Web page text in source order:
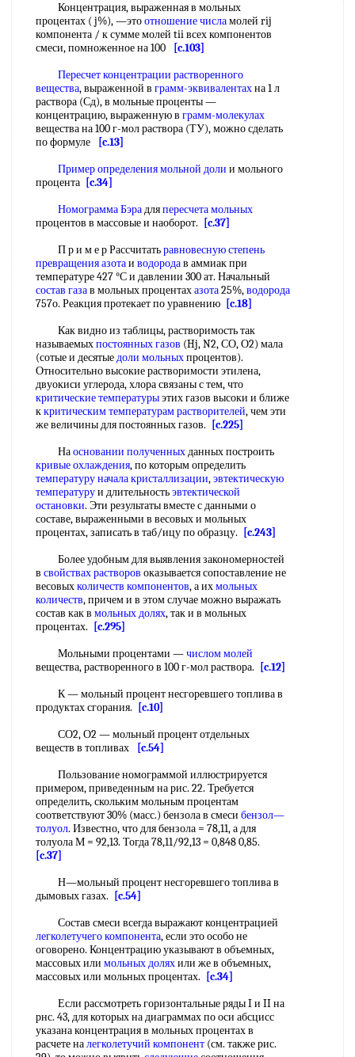
Концентрация, выраженная в мольных
процентах ( j%), —этоотношение числамолей rij
компонента / к сумме молей tii всех компонентов
смеси, помноженное на 100
[c.103]
Пересчет концентрации растворенного
вещества, выраженной в грамм-эквивалентахна 1 л
раствора (Сд), в мольные проценты —
концентрацию, выраженную в грамм-молекулах
вещества на 100 г-мол раствора (ТУ), можно сделать
по формуле
[c.13]
Пример определениямольной доли и мольного
процента [c.34]
Номограмма Бэрадляпересчета мольных
процентов в массовые и наоборот.
[c.37]
П р и м е р Рассчитатьравновесную степень
превращенияазотаи водородав аммиак при
температуре 427 °С и давлении 300 ат. Начальный
состав газав мольных процентахазота25%,водорода
757о. Реакция протекает по уравнению [c.18]
Как видно из таблицы, растворимость так
называемыхпостоянных газов (Hj, N2, СО, О2) мала
(сотые и десятыедоли мольныхпроцентов).
Относительно высокие растворимости этилена,
двуокиси углерода, хлора связаны с тем, что
критические температурыэтих газов высоки и ближе
ккритическим температурамрастворителей, чем эти
же величины для постоянных газов.
[c.225]
Наосновании полученныхданных построить
кривые охлаждения, по которым определить
температуру начала кристаллизации,эвтектическую
температуруи длительностьэвтектической
остановки. Эти результаты вместе с данными о
составе, выраженными в весовых и мольных
процентах, записать в таб/ицу по образцу.
[c.243]
Более удобным для выявления закономерностей
в свойствах растворов оказывается сопоставление не
весовыхколичеств компонентов, а ихмольных
количеств, причем и в этом случае можно выражать
состав как в мольных долях, так и в мольных
процентах.
[c.295]
Мольными процентами —числом молей
вещества, растворенного в 100 г-мол раствора.
[c.12]
К — мольный процент несгоревшего топлива в
продуктах сгорания.
[c.10]
СО2, О2 — мольный процент отдельных
веществ в топливах
[c.54]
Пользование номограммой иллюстрируется
примером, приведенным на рис. 22. Требуется
определить, скольким мольным процентам
соответствуют 30% (масс.) бензола в смеси бензол—
толуол. Известно, что для бензола = 78,11, а для
толуола М = 92,13. Тогда 78,11/92,13 = 0,848 0,85.
[c.37]
Н—мольный процент несгоревшего топлива в
дымовых газах.
[c.54]
Состав смеси всегда выражают концентрацией
легколетучего компонента, если это особо не
оговорено. Концентрацию указывают в объемных,
массовых или мольных доляхили же в объемных,
массовых или мольных процентах.
[c.34]
Если рассмотреть горизонтальные ряды I и II на
рнс. 43, для которых на диаграммах по оси абсцисс
указана концентрация в мольных процентах в
расчете налегколетучий компонент (см. также рис.